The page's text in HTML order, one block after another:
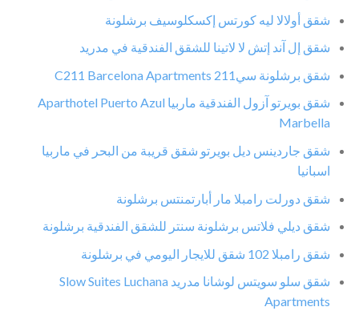
شقق أولالا ليه كورتس إكسكلوسيف برشلونة
شقق إل آند إتش لا لاتينا للشقق الفندقية في مدريد
شقق برشلونة سي211 C211 Barcelona Apartments
شقق بويرتو آزول الفندقية ماربيا Aparthotel Puerto Azul
Marbella
شقق جاردينس ديل بويرتو شقق قريبة من البحر في ماربيا
اسبانيا
شقق دورلت رامبلا مار أبارتمنتس برشلونة
شقق ديلي فلاتس برشلونة سنتر للشقق الفندقية برشلونة
شقق رامبلا 102 شقق للايجار اليومي في برشلونة
شقق سلو سويتس لوشانا مدريد Slow Suites Luchana
Apartments